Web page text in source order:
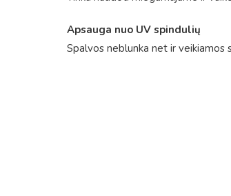
Apsauga nuo UV spindulių
Spalvos neblunka net ir veikiamos